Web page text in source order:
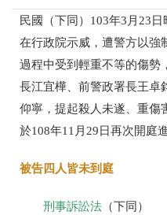
民國（下同）103年3月23
在行政院示威，遭警方以強
過程中受到輕重不等的傷勢
長江宜樺、前警政署長王卓
仰寧，提起殺人未遂、重傷
於108年11月29日再次開庭
被告四人皆未到庭
刑事訴訟法 （下同）